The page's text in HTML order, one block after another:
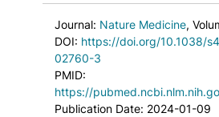
Journal: Nature Medicine,
DOI: https://doi.org/10.1038/
02760-3
PMID:
https://
Publication Date: 2024-01-09